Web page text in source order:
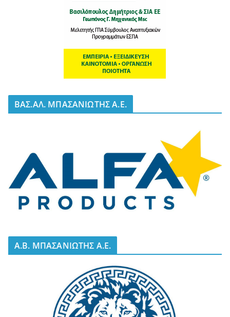
BΑΣ.ΑΛ. ΜΠΑΣΑΝΙΩΤΗΣ Α.Ε.
A.B. ΜΠΑΣΑΝΙΩΤΗΣ Α.Ε.